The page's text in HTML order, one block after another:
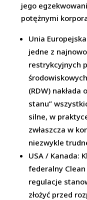
jego
potężnymi
Unia
jedne z
restrykcyjnych
(RDW)
stanu”
silne, w
zwłaszcza w
niezwykle
USA / Kanada:
federalny
regulacje
złożyć przed